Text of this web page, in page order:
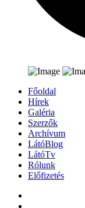
Főoldal
Hírek
Galéria
Szerzők
Archívum
LátóBlog
LátóTv
Rólunk
Előfizetés